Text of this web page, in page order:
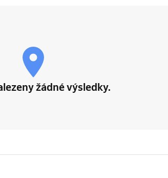
žádné výsledky.